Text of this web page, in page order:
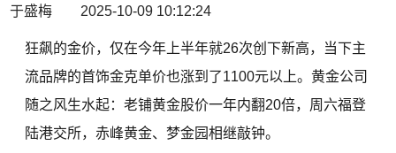
于盛梅 2025-10-09 10:12:24
狂飙的金价，仅在今年上半年就26次创下新高，当下主
流品牌的首饰金克单价也涨到了1100元以上。黄金公司
随之风生水起：老铺黄金股价一年内翻20倍，周六福登
陆港交所，赤峰黄金、梦金园相继敲钟。